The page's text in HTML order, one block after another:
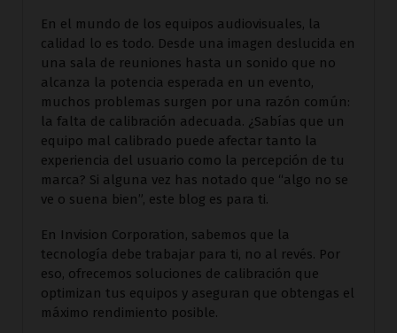
En el mundo de los equipos audiovisuales, la
calidad lo es todo. Desde una imagen deslucida en
una sala de reuniones hasta un sonido que no
alcanza la potencia esperada en un evento,
muchos problemas surgen por una razón común:
la falta de calibración adecuada. ¿Sabías que un
equipo mal calibrado puede afectar tanto la
experiencia del usuario como la percepción de tu
marca? Si alguna vez has notado que “algo no se
ve o suena bien”, este blog es para ti.
En Invision Corporation, sabemos que la
tecnología debe trabajar para ti, no al revés. Por
eso, ofrecemos soluciones de calibración que
optimizan tus equipos y aseguran que obtengas el
máximo rendimiento posible.